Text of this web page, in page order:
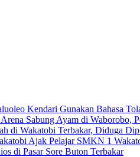
Kendari Gunakan Bahasa
Sabung Ayam di Waborobo,
di Wakatobi Terbakar, Diduga
Ajak Pelajar SMKN 1
di Pasar Sore Buton Terbakar